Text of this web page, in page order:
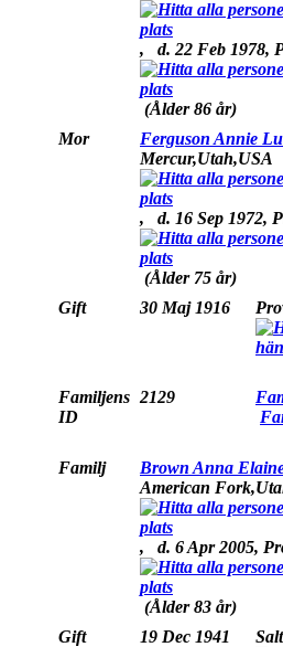
, d. 22 Feb 1978,
(Ålder 86 år)
Mor
Ferguson Annie
Mercur,Utah,USA
, d. 16 Sep 1972,
(Ålder 75 år)
Gift
30 Maj 1916
Familjens
ID
2129
Familj Brown Anna
American
, d. 6 Apr 2005,
(Ålder 83 år)
Gift
19 Dec 1941